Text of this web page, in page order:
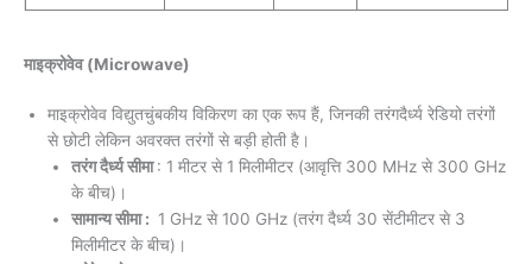
माइक्रोवेव (Microwave)
माइक्रोवेव विद्युतचुंबकीय विकिरण का एक रूप हैं, जिनकी तरंगदैर्ध्य रेडियो तरंगों
से छोटी लेकिन अवरक्त तरंगों से बड़ी होती है।
तरंग दैर्ध्य सीमा: 1 मीटर से 1 मिलीमीटर (आवृत्ति 300 MHz से 300 GHz
के बीच)।
सामान्य सीमा : 1 GHz से 100 GHz (तरंग दैर्ध्य 30 सेंटीमीटर से 3
मिलीमीटर के बीच)।